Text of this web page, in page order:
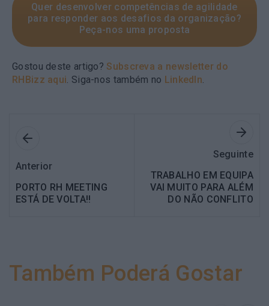
Quer desenvolver competências de agilidade
para responder aos desafios da organização?
Peça-nos uma proposta
Gostou deste artigo? Subscreva a newsletter do
RHBizz aqui . Siga-nos também no LinkedIn
Anterior
PORTO RH MEETING
ESTÁ DE VOLTA!!
Seguinte
TRABALHO EM EQUIPA
VAI MUITO PARA ALÉM
DO NÃO CONFLITO
Também Poderá Gostar